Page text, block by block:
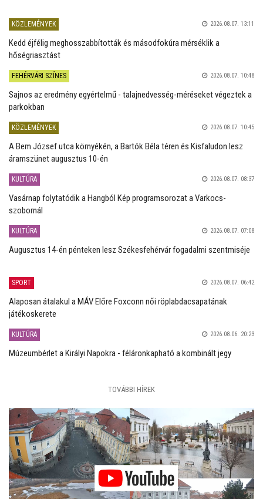
KÖZLEMÉNYEK 2026.08.07. 13:11
Kedd éjfélig meghosszabbították és másodfokúra mérséklik a
hőségriasztást
FEHÉRVÁRI SZÍNES 2026.08.07. 10:48
Sajnos az eredmény egyértelmű - talajnedvesség-méréseket végeztek a
parkokban
KÖZLEMÉNYEK 2026.08.07. 10:45
A Bem József utca környékén, a Bartók Béla téren és Kisfaludon lesz
áramszünet augusztus 10-én
KULTÚRA 2026.08.07. 08:37
Vasárnap folytatódik a Hangból Kép programsorozat a Varkocs-
szobornál
KULTÚRA 2026.08.07. 07:08
Augusztus 14-én pénteken lesz Székesfehérvár fogadalmi szentmiséje
SPORT 2026.08.07. 06:42
Alaposan átalakul a MÁV Előre Foxconn női röplabdacsapatának
játékoskerete
KULTÚRA 2026.08.06. 20:23
Múzeumbérlet a Királyi Napokra - féláronkapható a kombinált jegy
TOVÁBBI HÍREK